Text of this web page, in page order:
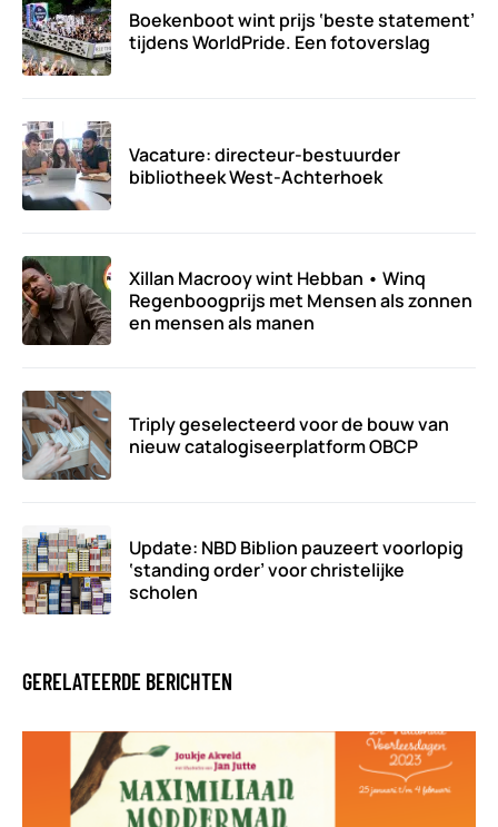
Boekenboot wint prijs ‘beste statement’
tijdens WorldPride. Een fotoverslag
Vacature: directeur-bestuurder
bibliotheek West-Achterhoek
Xillan Macrooy wint Hebban • Winq
Regenboogprijs met Mensen als zonnen
en mensen als manen
Triply geselecteerd voor de bouw van
nieuw catalogiseerplatform OBCP
Update: NBD Biblion pauzeert voorlopig
‘standing order’ voor christelijke
scholen
GERELATEERDE BERICHTEN